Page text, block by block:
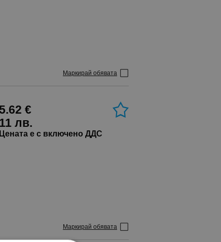
Маркирай обявата
5.62 €
11 лв.
Цената е с включено ДДС
Маркирай обявата